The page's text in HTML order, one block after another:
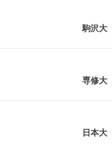
駒沢大
専修大
日本大